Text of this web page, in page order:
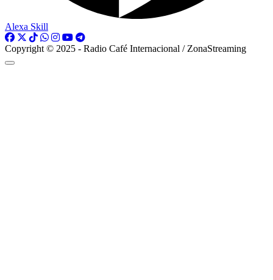
Alexa Skill
Copyright © 2025 - Radio Café Internacional / ZonaStreaming